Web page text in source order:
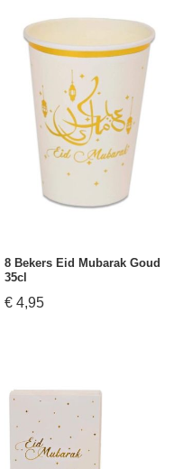
8 Bekers Eid Mubarak Goud
35cl
€ 4,95